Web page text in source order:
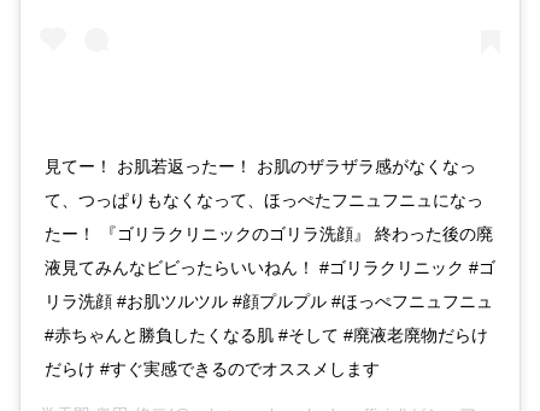
見てー！ お肌若返ったー！ お肌のザラザラ感がなくなっ
て、つっぱりもなくなって、ほっぺたフニュフニュになっ
たー！ 『ゴリラクリニックのゴリラ洗顔』 終わった後の廃
液見てみんなビビったらいいねん！ #ゴリラクリニック #ゴ
リラ洗顔 #お肌ツルツル #顔プルプル #ほっぺフニュフニュ
#赤ちゃんと勝負したくなる肌 #そして #廃液老廃物だらけ
だらけ #すぐ実感できるのでオススメします